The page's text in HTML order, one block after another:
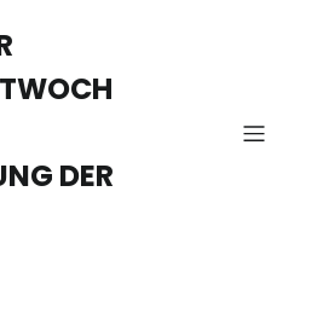
DER